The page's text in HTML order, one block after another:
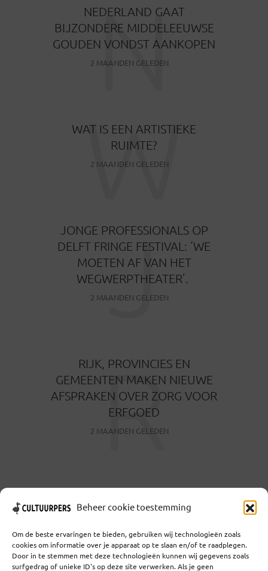
Beheer cookie toestemming
Om de beste ervaringen te bieden, gebruiken wij technologieën zoals
cookies om informatie over je apparaat op te slaan en/of te raadplegen.
Door in te stemmen met deze technologieën kunnen wij gegevens zoals
surfgedrag of unieke ID's op deze site verwerken. Als je geen
NEDERLAND GAAT
BIJZONDERE MIDDELEEUWSE
GOUDEN VONDST AANKOPEN
2 MAANDEN GELEDEN
N
WAT IS EEN ARTISTIEKE
RUIMTE?
2 MAANDEN GELEDEN
W
JONGE PROFESSIONALS OP
DELFT FRINGE FESTIVAL: ‘WE
MOETEN AF VAN HET
WEGWERPTHEATER’.
2 MAANDEN GELEDEN
J
RIJK, PROVINCIES EN
GEMEENTEN MAKEN NIEUWE
AFSPRAKEN OVER ZORG VOOR
ERFGOED
2 MAANDEN GELEDEN
R